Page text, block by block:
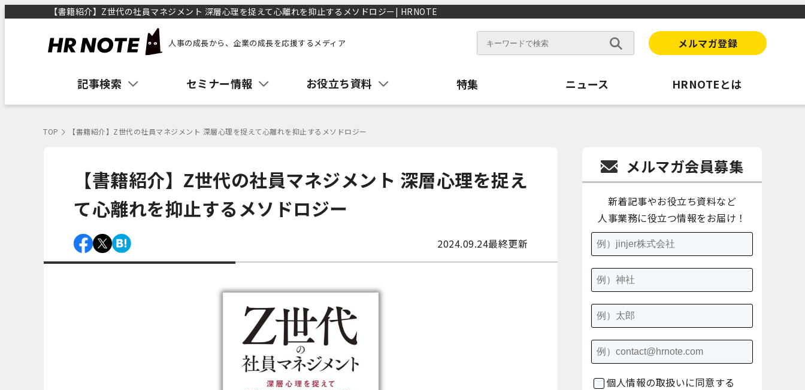
【書籍紹介】Z世代の社員マネジメント 深層心理を捉えて心離れを抑止するメソドロジー| HRNOTE
人事の成長から、企業の成長を応援するメディア メルマガ登録
記事検索 セミナー情報 お役立ち資料 特集 ニュース HRNOTEとは
TOP 【書籍紹介】Z世代の社員マネジメント 深層心理を捉えて心離れを抑止するメソドロジー
【書籍紹介】Z世代の社員マネジメント 深層心理を捉え
て心離れを抑止するメソドロジー
2024.09.24最終更新
メルマガ会員募集
新着記事やお役立ち資料など
人事業務に役立つ情報をお届け！
個人情報の取扱いに同意する